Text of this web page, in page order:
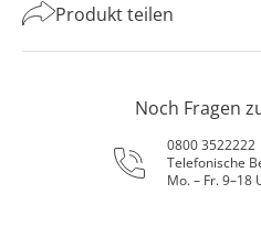
Produkt teilen
Noch Fragen
0800 3522222
Telefonische
Mo. – Fr. 9–18